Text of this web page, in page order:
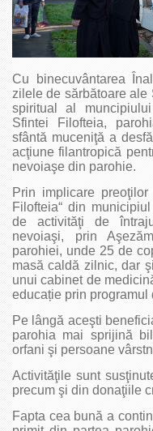
Cu binecuvântarea
zilele de sărbătoare ale
spiritual al
Sfintei Filofteia,
sfântă muceniţă a
acţiune filantropică
nevoiaşe din parohie.
Prin implicare
Filofteia“ din
de activităţi de
nevoiaşi, prin
parohiei, unde 25 de
masă caldă zilnic, dar
unui cabinet de
educație prin programul
Pe lângă aceşti
parohia mai sprijină
orfani şi persoane
Activităţile sunt
precum şi din donaţiile
Fapta cea bună a